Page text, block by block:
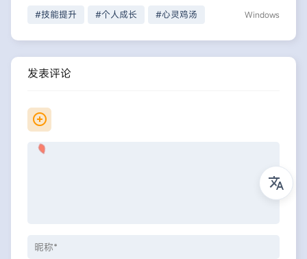
#技能提升 #个人成长 #心灵鸡汤 Windows
发表评论